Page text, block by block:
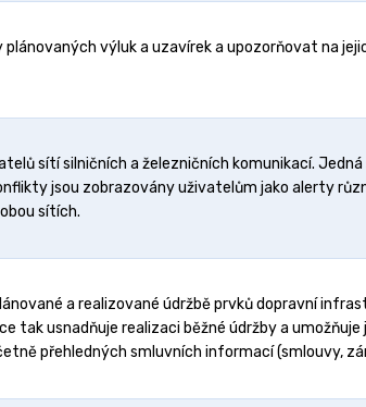
výluk a uzavírek a upozorňovat na
sítí silničních a železničních komunikací.
jsou zobrazovány uživatelům jako alerty
sítích.
a realizované údržbě prvků dopravní
tak usnadňuje realizaci běžné údržby a
přehledných smluvních informací (smlouvy,